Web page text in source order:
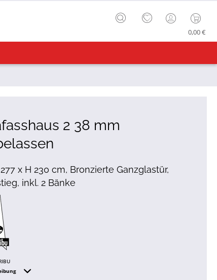
0,00 €
2 38 mm
277 x H 230 cm, Bronzierte Ganzglastür,
inkl. 2 Bänke